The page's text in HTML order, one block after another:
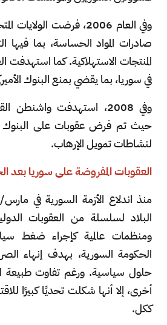
وفي العام 2006، فرضت
صادرات المواد الحساسة، بما فيها
المنتجات الاستهلاكية. كما استهدفت
في سوريا، بما يقضي بمنع البنوك
وفي 2008، استهدفت واشنطن
حيث تم فرض عقوبات على البنوك
لنشاطات تمويل الإرهاب.
العقوبات المفروضة على سوريا بعد
البلاد لسلسلة من العقوبات
ومنظمات عالمية كإجراء ضغط
الحكومة السورية، بهدف إنهاء
حلول سياسية. ورغم تفاوت طبيعة
أخرى، إلا أنها شكلت تحديًا كبيرًا
ككل.